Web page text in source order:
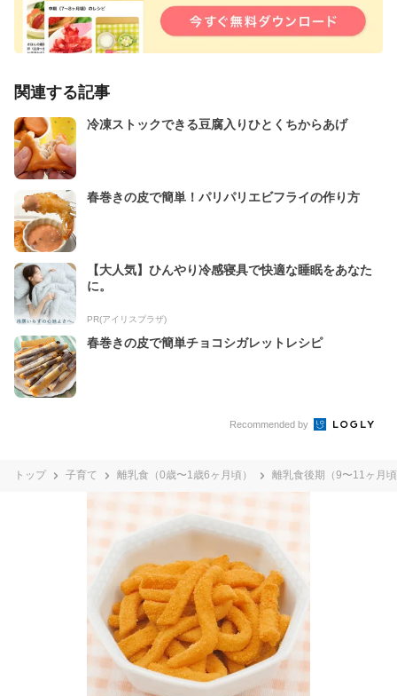
関連する記事
冷凍ストックできる豆腐入りひとくちからあげ
春巻きの皮で簡単！パリパリエビフライの作り方
【大人気】ひんやり冷感寝具で快適な睡眠をあなた
に。
PR(アイリスプラザ)
春巻きの皮で簡単チョコシガレットレシピ
Recommended by
トップ 子育て 離乳食（0歳〜1歳6ヶ月頃） 離乳食後期（9〜11ヶ月